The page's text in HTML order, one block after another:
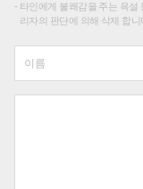
타인에게 불쾌감을 주는 욕설
리자의 판단에 의해 삭제 합니